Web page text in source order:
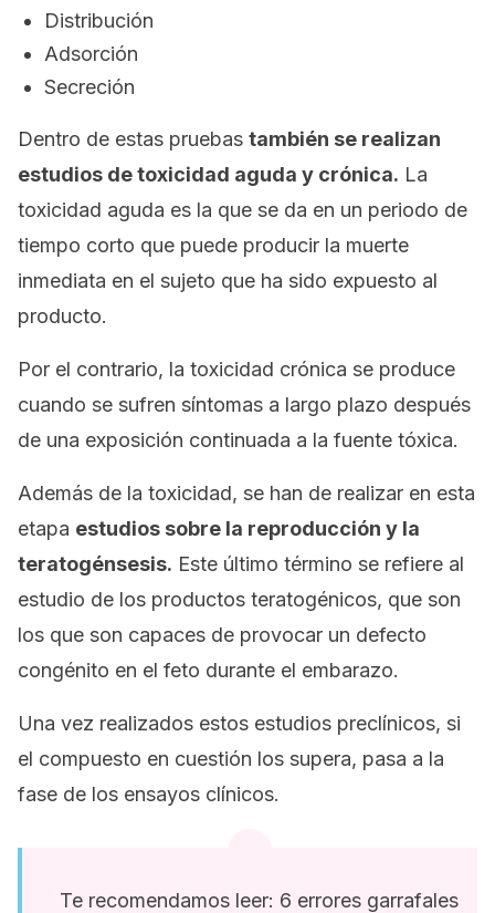
Distribución
Adsorción
Secreción
Dentro de estas pruebas también se realizan
estudios de toxicidad aguda y crónica. La
toxicidad aguda es la que se da en un periodo de
tiempo corto que puede producir la muerte
inmediata en el sujeto que ha sido expuesto al
producto.
Por el contrario, la toxicidad crónica se produce
cuando se sufren síntomas a largo plazo después
de una exposición continuada a la fuente tóxica.
Además de la toxicidad, se han de realizar en esta
etapa estudios sobre la reproducción y la
teratogénsesis. Este último término se refiere al
estudio de los productos teratogénicos, que son
los que son capaces de provocar un defecto
congénito en el feto durante el embarazo.
Una vez realizados estos estudios preclínicos, si
el compuesto en cuestión los supera, pasa a la
fase de los ensayos clínicos.
Te recomendamos leer: 6 errores garrafales